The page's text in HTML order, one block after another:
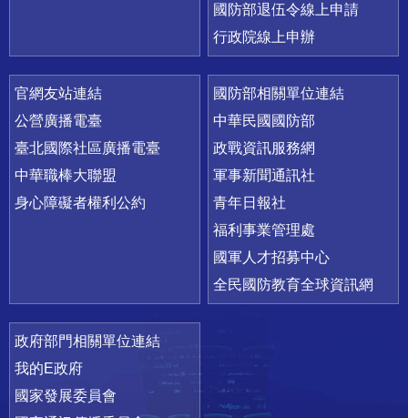
國防部退伍令線上申請
行政院線上申辦
官網友站連結
公營廣播電臺
臺北國際社區廣播電臺
中華職棒大聯盟
身心障礙者權利公約
國防部相關單位連結
中華民國國防部
政戰資訊服務網
軍事新聞通訊社
青年日報社
福利事業管理處
國軍人才招募中心
全民國防教育全球資訊網
政府部門相關單位連結
我的E政府
國家發展委員會